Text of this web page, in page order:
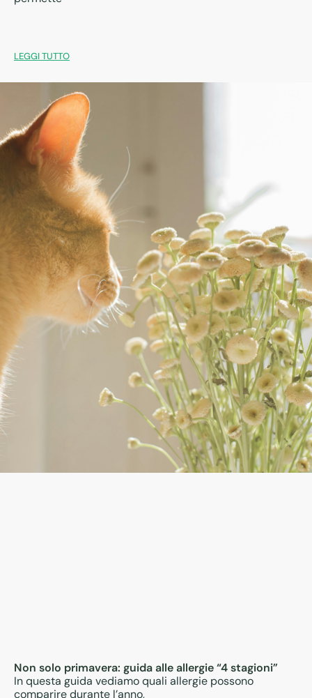
LEGGI TUTTO
Non solo primavera: guida alle allergie “4 stagioni”
In questa guida vediamo quali allergie possono
comparire durante l’anno,